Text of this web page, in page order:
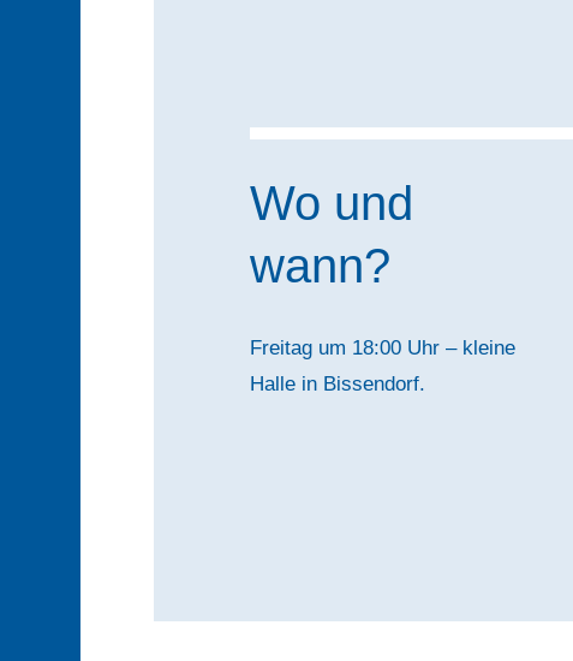
Wo und
wann?
Freitag um 18:00 Uhr – kleine
Halle in Bissendorf.